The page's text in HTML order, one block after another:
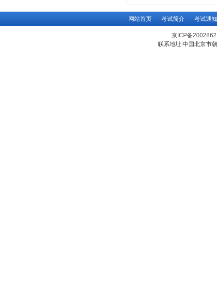
网站首页 考试简介 考试通知
京ICP备
联系地址:中国北京市